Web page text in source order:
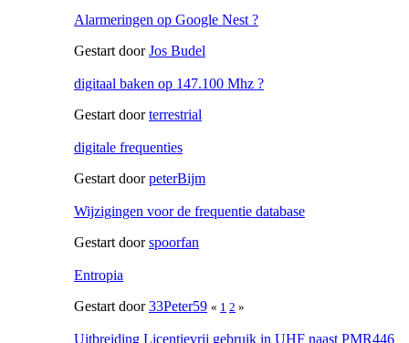
Alarmeringen op Google Nest ?
Gestart doorJos Budel
digitaal baken op 147.100 Mhz ?
Gestart doorterrestrial
digitale frequenties
Gestart doorpeterBijm
Wijzigingen voor de frequentie database
Gestart doorspoorfan
Entropia
Gestart door33Peter59 « 1 2 »
Uitbreiding Licentievrij gebruik in UHF naast PMR446